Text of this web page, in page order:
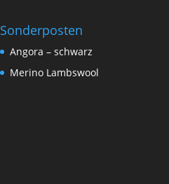
Sonderposten
Angora – schwarz
Merino Lambswool